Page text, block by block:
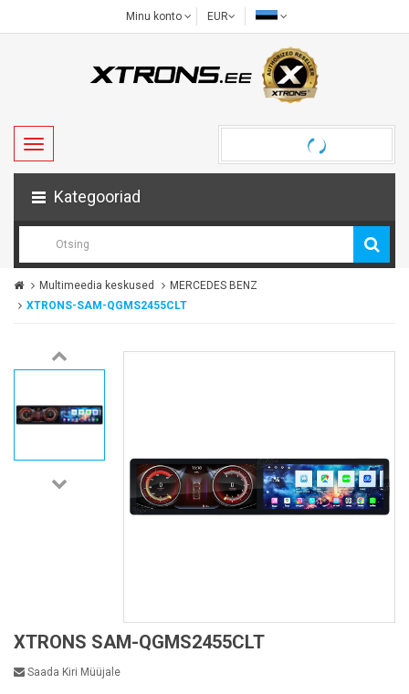
Minu konto EUR
Kategooriad
Multimeedia keskused
MERCEDES BENZ
XTRONS-SAM-QGMS2455CLT
XTRONS SAM-QGMS2455CLT
Saada Kiri Müüjale